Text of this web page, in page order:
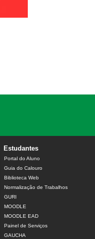
Estudantes
Portal do Aluno
Guia do Calouro
Biblioteca Web
Normalização de Trabalhos
GURI
MOODLE
MOODLE EAD
Painel de Serviços
GAUCHA